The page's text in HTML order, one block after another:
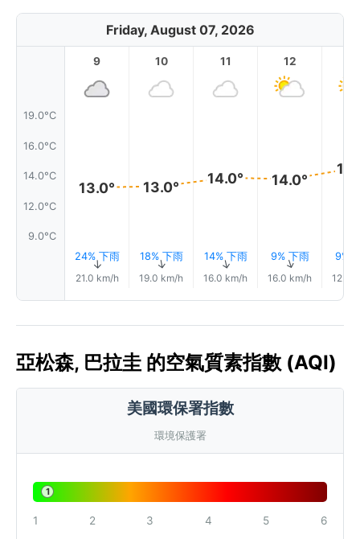
Friday, August 07, 2026
19.0°C
16.0°C
14.0°C
12.0°C
9.0°C
9
13.0°
24% 下雨
↑
21.0 km/h
10
13.0°
18% 下雨
↑
19.0 km/h
11
14.0°
14% 下雨
↑
16.0 km/h
12
14.0°
9% 下雨
↑
16.0 km/h
9%
12.0
亞松森, 巴拉圭 的空氣質素指數 (AQI)
美國環保署指數
環境保護署
1
1 2 3 4 5 6